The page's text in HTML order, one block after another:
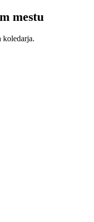
mestu
koledarja.